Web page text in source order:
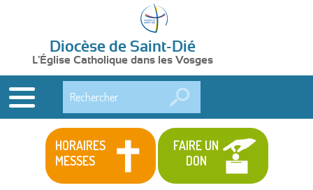
Diocèse de Saint-Dié
L'Église Catholique dans les Vosges
HORAIRES
MESSES
FAIRE UN
DON